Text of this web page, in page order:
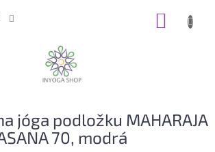
jóga podložku MAHARAJA
70, modrá